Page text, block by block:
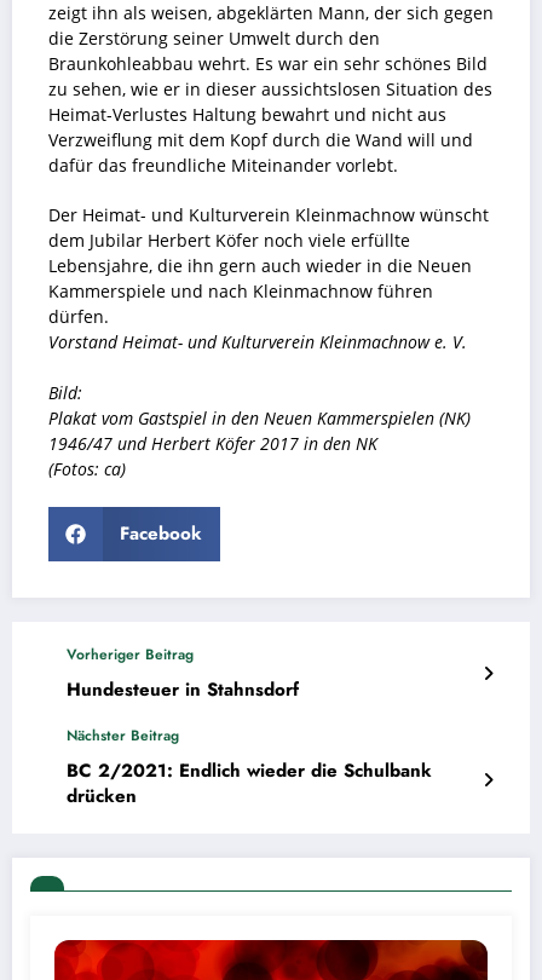
zeigt ihn als weisen, abgeklärten Mann, der sich gegen
die Zerstörung seiner Umwelt durch den
Braunkohleabbau wehrt. Es war ein sehr schönes Bild
zu sehen, wie er in dieser aussichtslosen Situation des
Heimat-Verlustes Haltung bewahrt und nicht aus
Verzweiflung mit dem Kopf durch die Wand will und
dafür das freundliche Miteinander vorlebt.
Der Heimat- und Kulturverein Kleinmachnow wünscht
dem Jubilar Herbert Köfer noch viele erfüllte
Lebensjahre, die ihn gern auch wieder in die Neuen
Kammerspiele und nach Kleinmachnow führen
dürfen.
VorstandHeimat- und Kulturverein Kleinmachnow e. V.
Bild:
Plakat vom Gastspiel in den Neuen Kammerspielen (NK)
1946/47 und Herbert Köfer 2017 in den NK
(Fotos: ca)
Facebook
Vorheriger Beitrag
Hundesteuer in Stahnsdorf
Nächster Beitrag
BC 2/2021: Endlich wieder die Schulbank
drücken